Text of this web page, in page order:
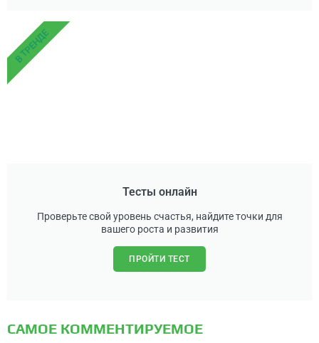
Тесты онлайн
Проверьте свой уровень счастья, найдите точки для
вашего роста и развития
ПРОЙТИ ТЕСТ
В ТРЕНДЕ
САМОЕ КОММЕНТИРУЕМОЕ